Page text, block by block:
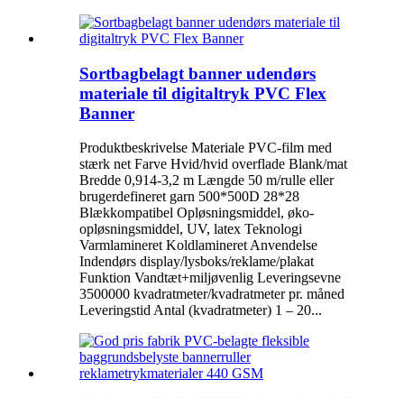
Sortbagbelagt banner udendørs
materiale til digitaltryk PVC Flex
Banner
Produktbeskrivelse Materiale PVC-film med
stærk net Farve Hvid/hvid overflade Blank/mat
Bredde 0,914-3,2 m Længde 50 m/rulle eller
brugerdefineret garn 500*500D 28*28
Blækkompatibel Opløsningsmiddel, øko-
opløsningsmiddel, UV, latex Teknologi
Varmlamineret Koldlamineret Anvendelse
Indendørs display/lysboks/reklame/plakat
Funktion Vandtæt+miljøvenlig Leveringsevne
3500000 kvadratmeter/kvadratmeter pr. måned
Leveringstid Antal (kvadratmeter) 1 – 20...